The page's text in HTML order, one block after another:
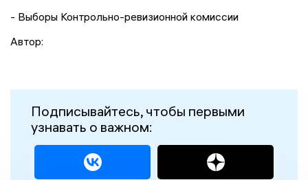
- Выборы Контрольно-ревизионной комиссии
Автор:
Подписывайтесь, чтобы первыми
узнавать о важном: